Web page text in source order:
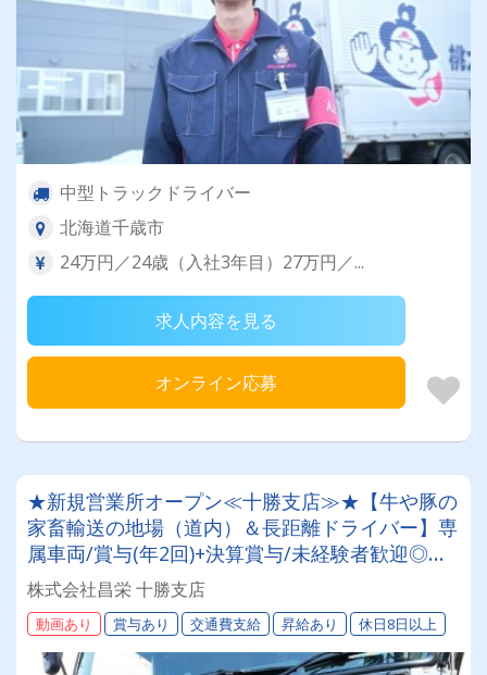
中型トラックドライバー
北海道千歳市
24万円／24歳（入社3年目）27万円／...
求人内容を見る
オンライン応募
★新規営業所オープン≪十勝支店≫★【牛や豚の
家畜輸送の地場（道内）＆長距離ドライバー】専
属車両/賞与(年2回)+決算賞与/未経験者歓迎◎お
取引先は全農グループなど大手企業様。安定・安
心の待遇です☆当社独自の待遇☆燃費ランキング
上位14位には毎月最大4万円～4000円支給♪
株式会社昌栄 十勝支店
動画あり 賞与あり 交通費支給 昇給あり 休日8日以上